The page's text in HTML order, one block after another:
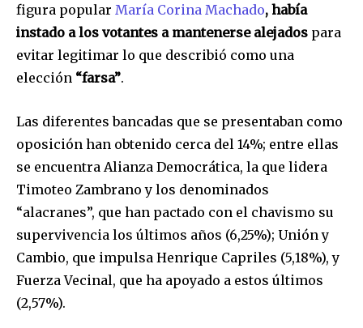
figura popular María Corina Machado, había
instado a los votantes a mantenerse alejados para
evitar legitimar lo que describió como una
elección “farsa”.
Las diferentes bancadas que se presentaban como
oposición han obtenido cerca del 14%; entre ellas
se encuentra Alianza Democrática, la que lidera
Timoteo Zambrano y los denominados
“alacranes”, que han pactado con el chavismo su
supervivencia los últimos años (6,25%); Unión y
Cambio, que impulsa Henrique Capriles (5,18%), y
Fuerza Vecinal, que ha apoyado a estos últimos
(2,57%).